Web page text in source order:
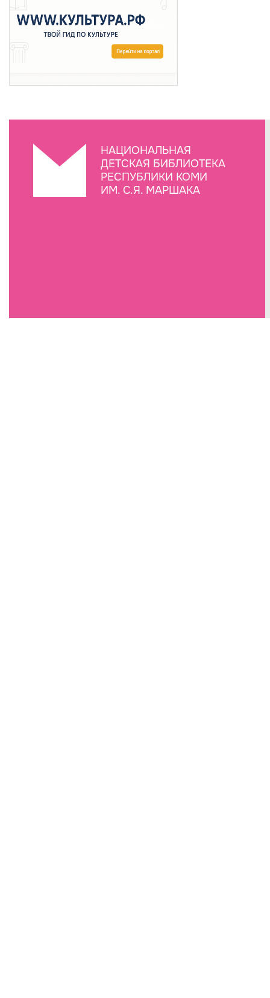
НАЦИОНАЛЬНАЯ
ДЕТСКАЯ БИБЛИОТЕКА
РЕСПУБЛИКИ КОМИ
ИМ. С.Я. МАРШАКА